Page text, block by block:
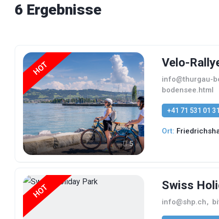
6 Ergebnisse
HOT
5
Velo-
info@thurgau-
bodensee.html
+41 71 531 01
Ort:
HOT Swiss
info@shp.ch,